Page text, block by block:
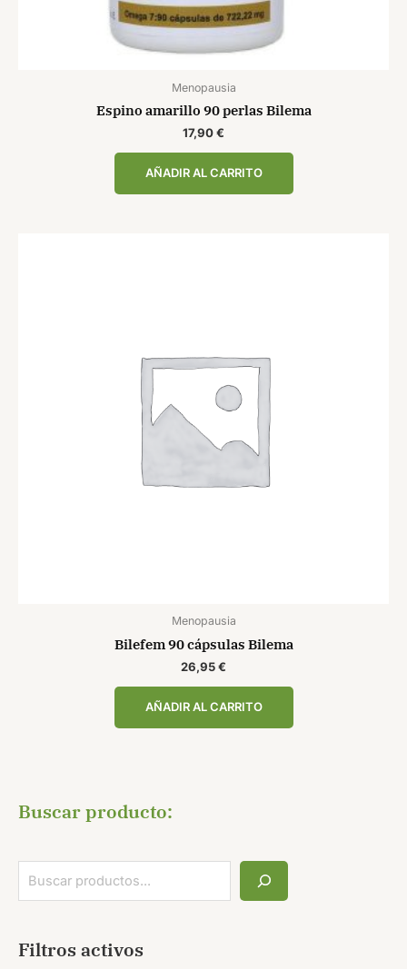
Buscar producto:
Filtros activos
Menopausia
Espino amarillo 90 perlas Bilema
17,90€
AÑADIR AL CARRITO
Menopausia
Bilefem 90 cápsulas Bilema
26,95€
AÑADIR AL CARRITO